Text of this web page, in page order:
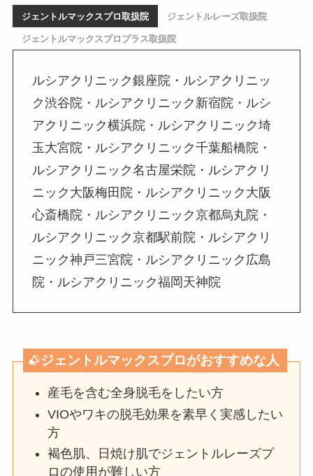
ジェントルマックスプロ取扱院 ジェントルレーズ取扱院
ジェントルマックスプロプラス取扱院
ルシアクリニック銀座院・ルシアクリニッ
ク渋谷院・ルシアクリニック新宿院・ルシ
アクリニック横浜院・ルシアクリニック埼
玉大宮院・ルシアクリニック千葉船橋院・
ルシアクリニック名古屋栄院・ルシアクリ
ニック大阪梅田院・ルシアクリニック大阪
心斎橋院・ルシアクリニック京都烏丸院・
ルシアクリニック京都駅前院・ルシアクリ
ニック神戸三宮院・ルシアクリニック広島
院・ルシアクリニック福岡天神院
ジェントルマックスプロがおすすめな人
産毛を含む全身脱毛をしたい方
VIOやワキの脱毛効果を素早く実感したい
方
褐色肌、日焼け肌でジェントルレーズプ
ロの使用が難しい方